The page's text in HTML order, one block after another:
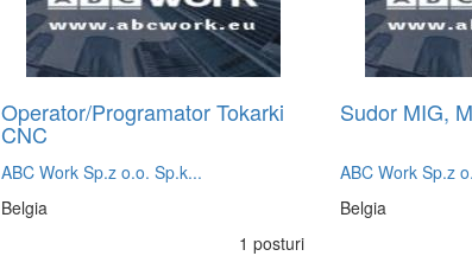
Operator/Programator Tokarki
CNC
ABC Work Sp.z o.o. Sp.k...
Belgia
1 posturi
Sudor MIG,
ABC Work Sp.z
Belgia